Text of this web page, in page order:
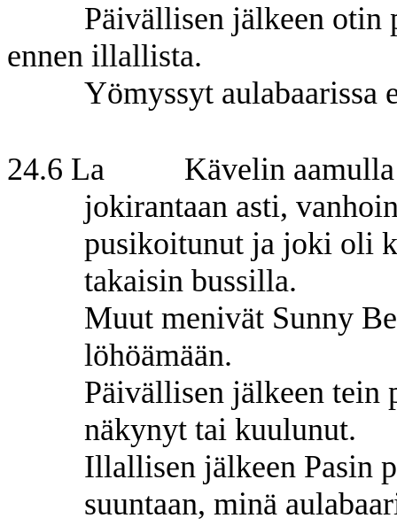
Päivällisen jälkeen otin
ennen illallista.
Yömyssyt aulabaarissa
24.6 La Kävelin aamulla
jokirantaan asti,
pusikoitunut ja joki oli
takaisin bussilla.
Muut menivät Sunny
löhöämään.
Päivällisen jälkeen tein
näkynyt tai kuulunut.
Illallisen jälkeen Pasin
suuntaan, minä